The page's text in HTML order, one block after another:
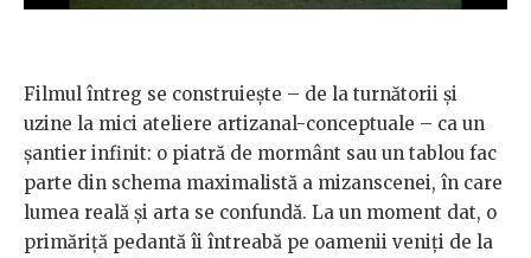
Filmul întreg se construiește – de la turnătorii și
uzine la mici ateliere artizanal-conceptuale – ca un
șantier infinit: o piatră de mormânt sau un tablou fac
parte din schema maximalistă a mizanscenei, în care
lumea reală și arta se confundă. La un moment dat, o
primăriță pedantă îi întreabă pe oamenii veniți de la